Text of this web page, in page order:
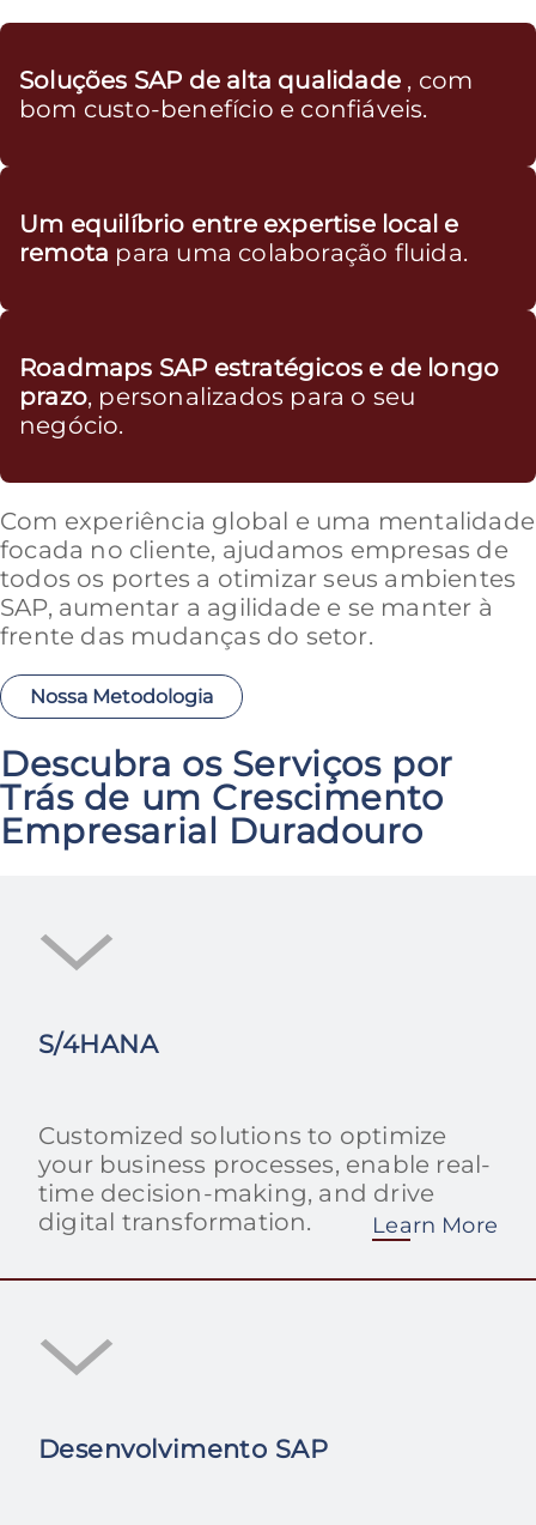
Soluções SAP de alta qualidade , com
bom custo-benefício e confiáveis.
Um equilíbrio entre expertise local e
remota para uma colaboração fluida.
Roadmaps SAP estratégicos e de longo
prazo, personalizados para o seu
negócio.
Com experiência global e uma mentalidade
focada no cliente, ajudamos empresas de
todos os portes a otimizar seus ambientes
SAP, aumentar a agilidade e se manter à
frente das mudanças do setor.
Nossa Metodologia
Descubra os Serviços por
Trás de um Crescimento
Empresarial Duradouro
S/4HANA
Customized solutions to optimize
your business processes, enable real-
time decision-making, and drive
digital transformation.
Learn More
Desenvolvimento SAP